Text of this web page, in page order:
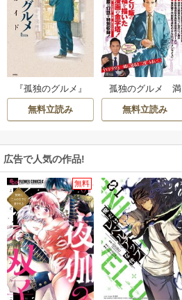
『孤独のグルメ』
巡礼ガイド
無料立読み
孤独のグルメ 満
腹セレクション
おかわり！
無料立読み
広告で人気の作品!
無料